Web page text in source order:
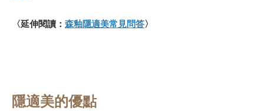
〈延伸閱讀： 森釉隱適美常見問答〉
隱適美的優點